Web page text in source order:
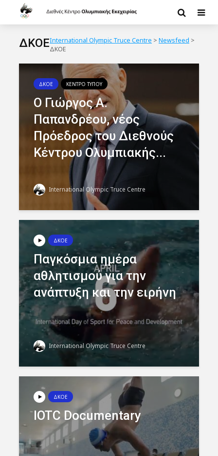
ΔΚΟΕInternational Olympic Truce Centre > Newsfeed >
ΔΚΟΕ
ΔΚΟΕ ΚΕΝΤΡΟ ΤΥΠΟΥ
Ο Γιώργος Α.
Παπανδρέου, νέος
Πρόεδρος του Διεθνούς
Κέντρου Ολυμπιακής...
International Olympic Truce Centre
ΔΚΟΕ
Παγκόσμια ημέρα
αθλητισμού για την
ανάπτυξη και την ειρήνη
International Olympic Truce Centre
ΔΚΟΕ
IOTC Documentary